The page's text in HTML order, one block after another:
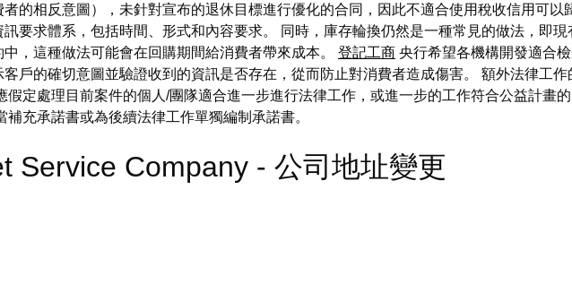
的相反意圖），未針對宣布的退休目標進行優化的合同，因此不適合使用稅收信用可以
要求體系，包括時間、形式和內容要求。 同時，庫存輪換仍然是一種常見的做法，即
，這種做法可能會在回購期間給消費者帶來成本。 登記工商 央行希望各機構開發適合
戶的確切意圖並驗證收到的資訊是否存在，從而防止對消費者造成傷害。 額外法律工
定處理目前案件的個人/團隊適合進一步進行法律工作，或進一步的工作符合公益計畫
充承諾書或為後續法律工作單獨編制承諾書。
Service Company - 公司地址變更